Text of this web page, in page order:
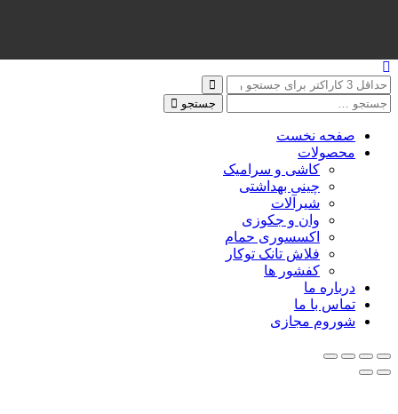
جستجو
صفحه نخست
محصولات
کاشی و سرامیک
چینی بهداشتی
شیرآلات
وان و جکوزی
اکسسوری حمام
فلاش تانک توکار
کفشور ها
درباره ما
تماس با ما
شوروم مجازی